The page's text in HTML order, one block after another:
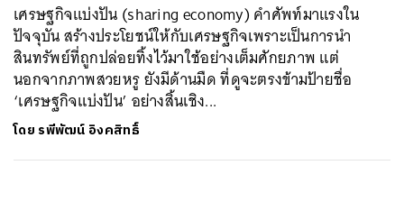
เศรษฐกิจแบ่งปัน (sharing economy) คำศัพท์มาแรงใน
ปัจจุบัน สร้างประโยชน์ให้กับเศรษฐกิจเพราะเป็นการนำ
สินทรัพย์ที่ถูกปล่อยทิ้งไว้มาใช้อย่างเต็มศักยภาพ แต่
นอกจากภาพสวยหรู ยังมีด้านมืด ที่ดูจะตรงข้ามป้ายชื่อ
‘เศรษฐกิจแบ่งปัน’ อย่างสิ้นเชิง...
โดย รพีพัฒน์ อิงคสิทธิ์